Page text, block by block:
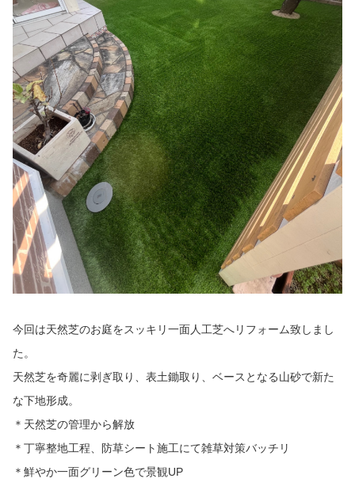
今回は天然芝のお庭をスッキリ一面人工芝へリフォーム致しまし
た。
天然芝を奇麗に剥ぎ取り、表土鋤取り、ベースとなる山砂で新た
な下地形成。
＊天然芝の管理から解放
＊丁寧整地工程、防草シート施工にて雑草対策バッチリ
＊鮮やか一面グリーン色で景観UP